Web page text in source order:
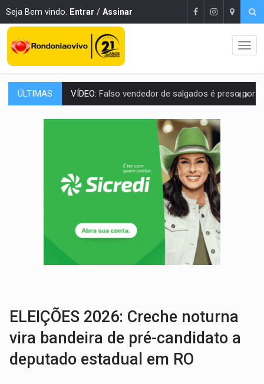
Seja Bem vindo. Entrar / Assinar
ÚLTIMAS BATATA-DOCE E FRANGO: Faça esse escondidinho e me
BARREIRA NATURAL:Desmate da Amazônia corta chuvas no Sul e ameaça
Anvisa libera venda de medicamentos pela Shopee, mas
Nova lei endurece punição por abuso sexual contra
POLUIÇÃO E RISCOS: Retirada de fiação irregular avança no país e em PVH
Armado com machado, homem ameaça matar sobrinha grávida e
TRIBUNAL DO CRIME: Homem é espancado por facção criminosa
VÍDEO: Perseguição é registrada no shopping após colombiana furtar
ELEIÇÕES 2026: Creche noturna
vira bandeira de pré-candidato a
deputado estadual em RO